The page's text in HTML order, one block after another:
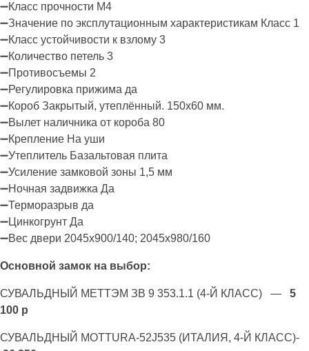
➖Класс прочности М4
➖Значение по эксплутационным характеристикам Класс 1
➖Класс устойчивости к взлому 3
➖Количество петель 3
➖Противосъемы 2
➖Регулировка прижима да
➖Короб Закрытый, утеплённый. 150х60 мм.
➖Вылет наличника от короба 80
➖Крепление На уши
➖Утеплитель Базальтовая плита
➖Усиление замковой зоны 1,5 мм
➖Ночная задвижка Да
➖Терморазрыв да
➖Цинкогрунт Да
➖Вес двери 2045х900/140; 2045х980/160
Основной замок на выбор:
СУВАЛЬДНЫЙ МЕТТЭМ ЗВ 9 353.1.1 (4-Й КЛАСС) — 5
100 р
СУВАЛЬДНЫЙ MOTTURA-52J535 (ИТАЛИЯ, 4-Й КЛАСС)-